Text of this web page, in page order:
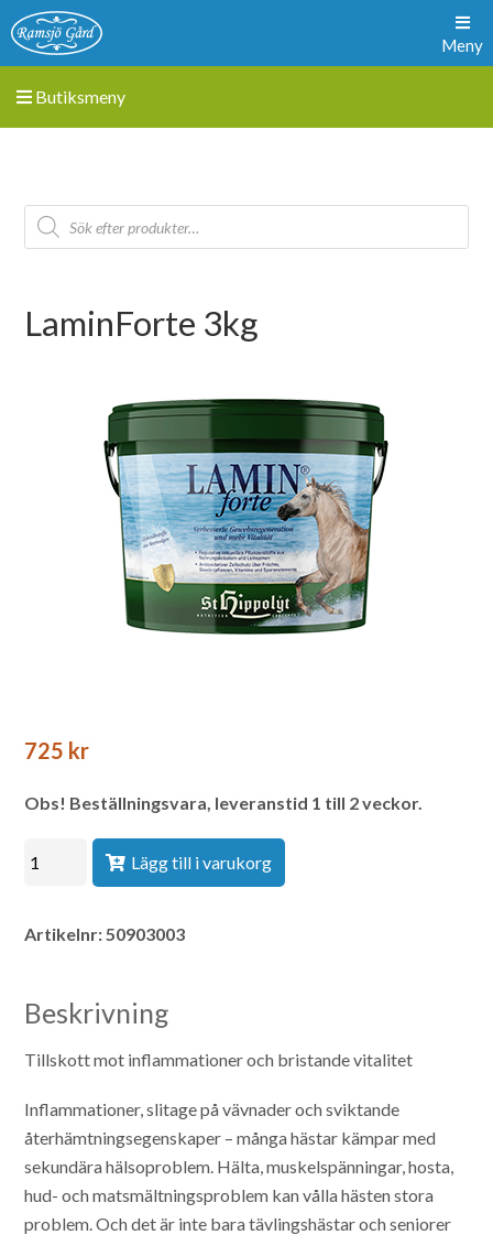
Meny
Butiksmeny
LaminForte 3kg
725 kr
Lägg till i varukorg
Artikelnr: 50903003
Beskrivning
Tillskott mot inflammationer och bristande vitalitet
Inflammationer, slitage på vävnader och sviktande
återhämtningsegenskaper – många hästar kämpar med
sekundära hälsoproblem. Hälta, muskelspänningar, hosta,
hud- och matsmältningsproblem kan vålla hästen stora
problem. Och det är inte bara tävlingshästar och seniorer